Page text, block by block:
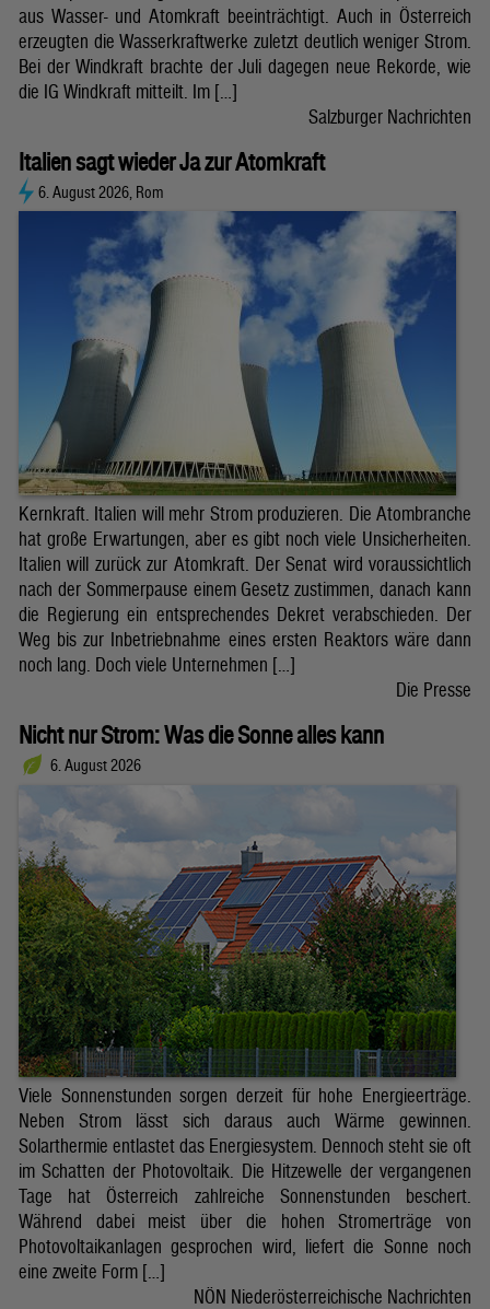
aus Wasser- und Atomkraft beeinträchtigt. Auch in Österreich
erzeugten die Wasserkraftwerke zuletzt deutlich weniger Strom.
Bei der Windkraft brachte der Juli dagegen neue Rekorde, wie
die IG Windkraft mitteilt. Im […]
Salzburger Nachrichten
Italien sagt wieder Ja zur Atomkraft
6. August 2026, Rom
Kernkraft. Italien will mehr Strom produzieren. Die Atombranche
hat große Erwartungen, aber es gibt noch viele Unsicherheiten.
Italien will zurück zur Atomkraft. Der Senat wird voraussichtlich
nach der Sommerpause einem Gesetz zustimmen, danach kann
die Regierung ein entsprechendes Dekret verabschieden. Der
Weg bis zur Inbetriebnahme eines ersten Reaktors wäre dann
noch lang. Doch viele Unternehmen […]
Die Presse
Nicht nur Strom: Was die Sonne alles kann
6. August 2026
Viele Sonnenstunden sorgen derzeit für hohe Energieerträge.
Neben Strom lässt sich daraus auch Wärme gewinnen.
Solarthermie entlastet das Energiesystem. Dennoch steht sie oft
im Schatten der Photovoltaik. Die Hitzewelle der vergangenen
Tage hat Österreich zahlreiche Sonnenstunden beschert.
Während dabei meist über die hohen Stromerträge von
Photovoltaikanlagen gesprochen wird, liefert die Sonne noch
eine zweite Form […]
NÖN Niederösterreichische Nachrichten